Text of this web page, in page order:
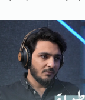
رحلة خاصّة مرتّبة على
كلّ كلمة كتاب
والمتعة، وتحوّل المعجم
المختار ولد أحمد
في الجزيرة نت في حوار